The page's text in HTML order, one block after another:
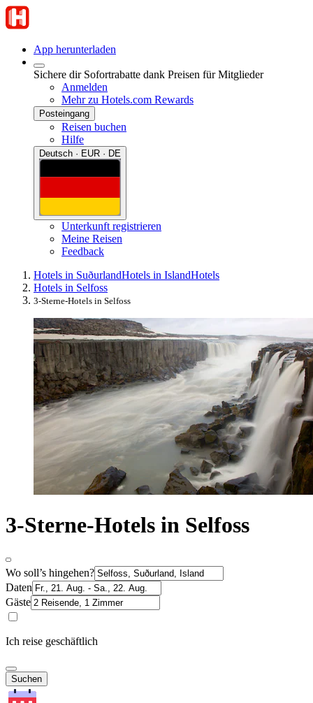
App herunterladen
Sichere dir Sofortrabatte dank Preisen für Mitglieder
Anmelden
Mehr zu Hotels.com Rewards
Posteingang
Reisen buchen
Hilfe
Deutsch · EUR · DE
Unterkunft registrieren
Meine Reisen
Feedback
Hotels in SuðurlandHotels in IslandHotels
Hotels in Selfoss
3-Sterne-Hotels in Selfoss
3-Sterne-Hotels in Selfoss
Wo soll’s hingehen?
Daten
Gäste
Ich reise geschäftlich
Suchen